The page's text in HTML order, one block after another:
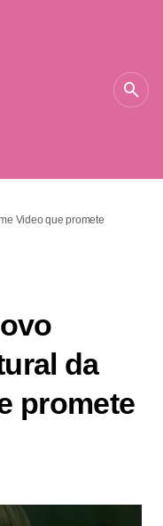
Video que promete
da
promete